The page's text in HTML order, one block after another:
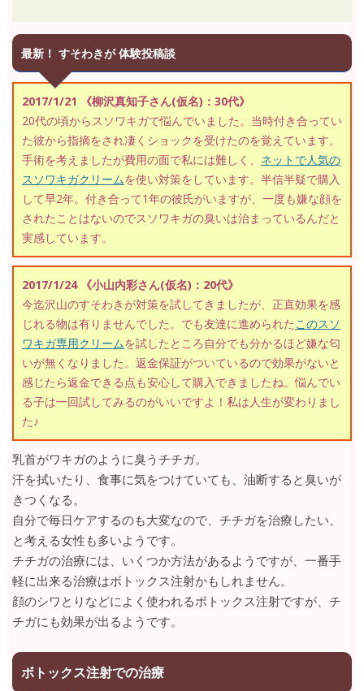
最新！ すそわきが 体験投稿談
2017/1/21 《柳沢真知子さん(仮名)：30代》
20代の頃からスソワキガで悩んでいました。当時付き合ってい
た彼から指摘をされ凄くショックを受けたのを覚えています。
手術を考えましたが費用の面で私には難しく、 ネットで人気の
スソワキガクリームを使い対策をしています。半信半疑で購入
して早2年。付き合って1年の彼氏がいますが、一度も嫌な顔を
されたことはないのでスソワキガの臭いは治まっているんだと
実感しています。
2017/1/24 《小山内彩さん(仮名)：20代》
今迄沢山のすそわきが対策を試してきましたが、正直効果を感
じれる物は有りませんでした。でも友達に進められたこのスソ
ワキガ専用クリームを試したところ自分でも分かるほど嫌な匂
いが無くなりました。返金保証がついているので効果がないと
感じたら返金できる点も安心して購入できましたね。悩んでい
る子は一回試してみるのがいいですよ！私は人生が変わりまし
た♪
乳首がワキガのように臭うチチガ。
汗を拭いたり、食事に気をつけていても、油断すると臭いが
きつくなる。
自分で毎日ケアするのも大変なので、チチガを治療したい、
と考える女性も多いようです。
チチガの治療には、いくつか方法があるようですが、一番手
軽に出来る治療はボトックス注射かもしれません。
顔のシワとりなどによく使われるボトックス注射ですが、チ
チガにも効果が出るようです。
ボトックス注射での治療